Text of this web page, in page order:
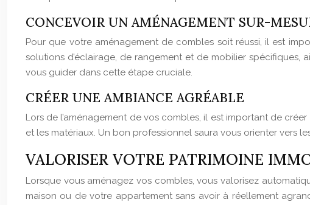
CONCEVOIR UN AMÉNAGEMENT SUR-
Pour que votre aménagement de combles soit réussi, il est
solutions d’éclairage, de rangement et de mobilier spécifiques,
vous guider dans cette étape cruciale.
CRÉER UNE AMBIANCE AGRÉABLE
Lors de l’aménagement de vos combles, il est important de
et les matériaux. Un bon professionnel saura vous orienter vers
VALORISER VOTRE PATRIMOINE
Lorsque vous aménagez vos combles, vous valorisez
maison ou de votre appartement sans avoir à réellement